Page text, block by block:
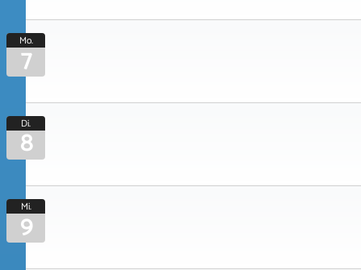
Mo.
7
Di.
8
Mi.
9